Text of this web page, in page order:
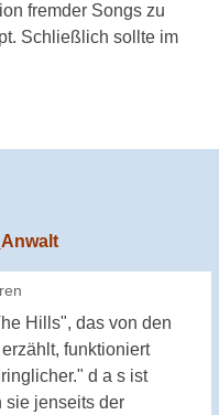
fremder Songs zu
Schließlich sollte im
Hills", das von den
funktioniert
d a s ist
sie jenseits der